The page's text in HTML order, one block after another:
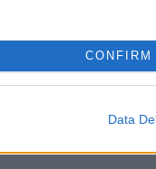
CONFIRM
Data